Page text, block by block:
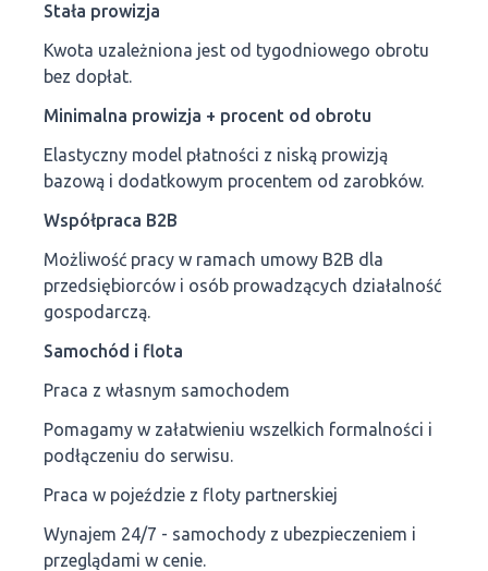
Stała prowizja
Kwota uzależniona jest od tygodniowego obrotu
bez dopłat.
Minimalna prowizja + procent od obrotu
Elastyczny model płatności z niską prowizją
bazową i dodatkowym procentem od zarobków.
Współpraca B2B
Możliwość pracy w ramach umowy B2B dla
przedsiębiorców i osób prowadzących działalność
gospodarczą.
Samochód i flota
Praca z własnym samochodem
Pomagamy w załatwieniu wszelkich formalności i
podłączeniu do serwisu.
Praca w pojeździe z floty partnerskiej
Wynajem 24/7 - samochody z ubezpieczeniem i
przeglądami w cenie.